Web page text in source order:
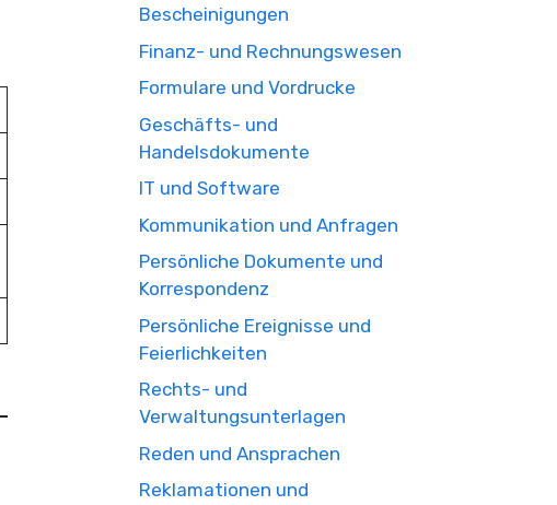
Bescheinigungen
Finanz- und Rechnungswesen
Formulare und Vordrucke
Geschäfts- und
Handelsdokumente
IT und Software
Kommunikation und Anfragen
Persönliche Dokumente und
Korrespondenz
Persönliche Ereignisse und
Feierlichkeiten
Rechts- und
Verwaltungsunterlagen
Reden und Ansprachen
Reklamationen und